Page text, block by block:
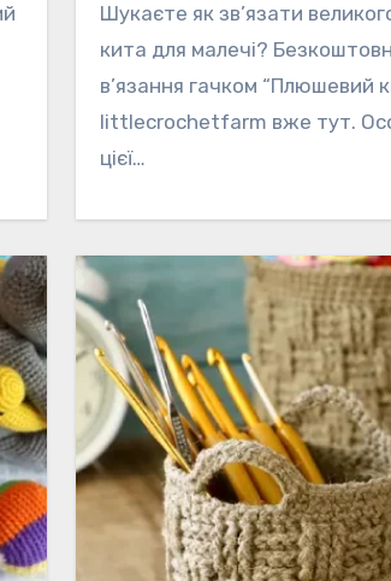
Шукаєте як зв’язати великого плюшевого
кита для малечі?
в’язання гачком “Плюшевий
littlecrochetfarm вже тут.
цієї…